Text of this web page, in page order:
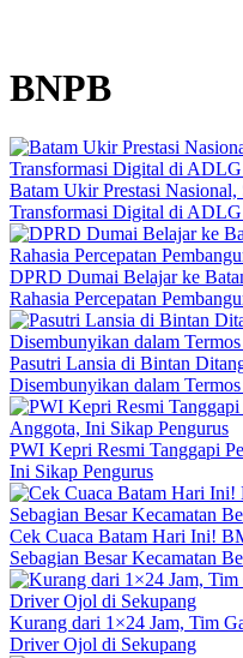
BNPB
Batam Ukir Prestasi Nasional,
Transformasi Digital di
DPRD Dumai Belajar ke
Rahasia Percepatan
Pasutri Lansia di Bintan
Disembunyikan dalam
PWI Kepri Resmi Tanggapi
Ini Sikap Pengurus
Cek Cuaca Batam Hari Ini!
Sebagian Besar Kecamatan
Kurang dari 1×24 Jam, Tim
Driver Ojol di Sekupang